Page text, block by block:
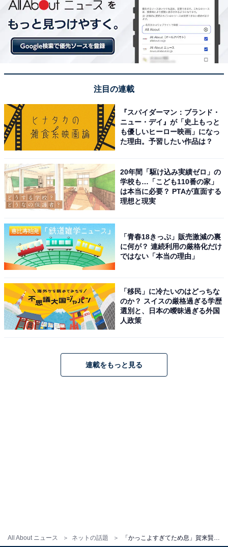
All About ニュース ネットの話題
注目の連載
『スパイダーマン：ブランド・
ニュー・デイ』が「史上もっと
も優しいヒーロー映画」になっ
た理由。予習したい作品は？
20年間「駆け込み実績ゼロ」の
学校も…「こども110番の家」
は本当に必要？ PTAが直面する
理想と現実
「青春18きっぷ」販売激減の裏
に何が？ 連続利用の厳格化だけ
ではない「本当の理由」
「移民」に冷たいのはどっちな
のか？ スイスの厳格過ぎる学歴
選別と、日本の曖昧過ぎる外国
人政策
連載をもっと見る